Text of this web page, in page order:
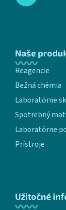
Naše
Reagencie
Bežná chémia
Laboratórne
Spotrebný
Laboratórne
Prístroje
Užitočné